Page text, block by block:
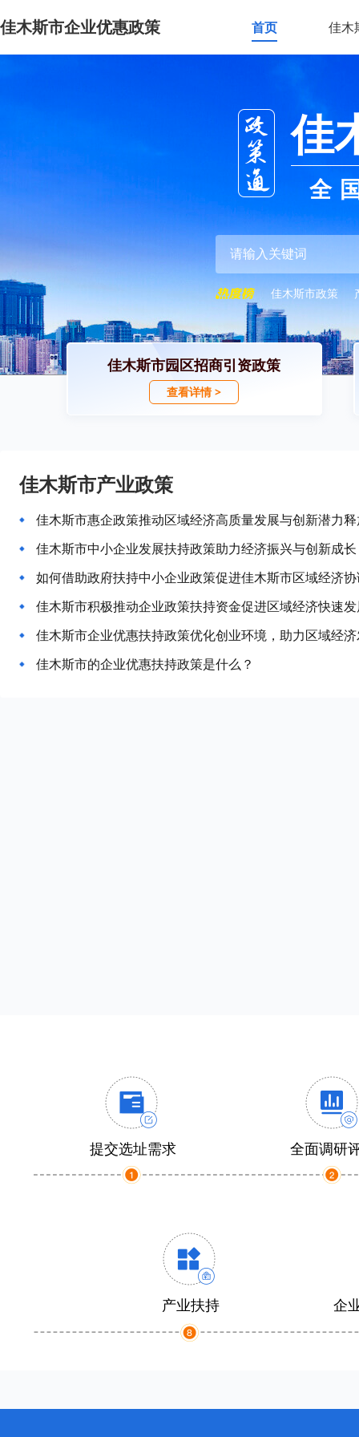
佳木斯市企业优惠政策 首页 佳木
佳
全
佳木斯市政策
佳木斯市园区招商引资政策
查看详情 >
佳木斯市产业政策
佳木斯市惠企政策推动区域经济高质量发展与创新潜力
佳木斯市中小企业发展扶持政策助力经济振兴与创新成长
如何借助政府扶持中小企业政策促进佳木斯市区域经济
佳木斯市积极推动企业政策扶持资金促进区域经济快速
佳木斯市企业优惠扶持政策优化创业环境，助力区域经
佳木斯市的企业优惠扶持政策是什么？
提交选址需求 全面调研
产业扶持 企